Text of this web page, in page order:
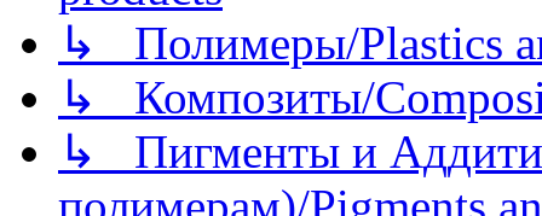
↳ Полимеры/Plastics
↳ Композиты/
↳ Пигменты и
полимерам)/Pigments